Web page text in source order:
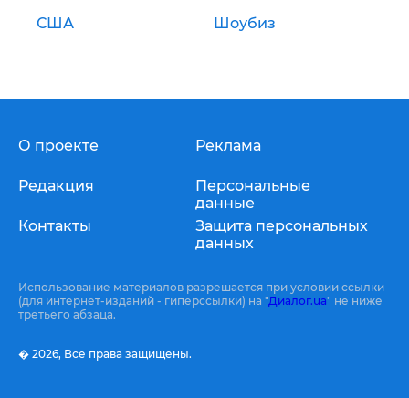
США Шоубиз
О проекте
Редакция
Контакты
Реклама
Персональные
данные
Защита персональных
данных
Использование материалов разрешается при условии ссылки
(для интернет-изданий - гиперссылки) на "Диалог.ua" не ниже
третьего абзаца.
� 2026, Все права защищены.